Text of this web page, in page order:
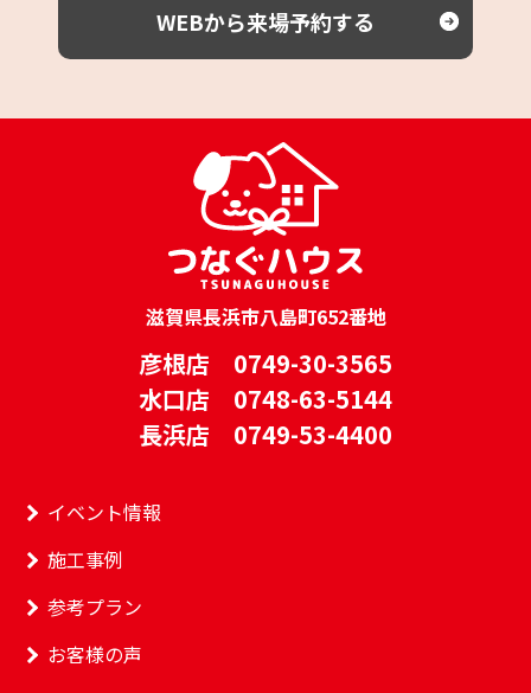
WEBから来場予約する
滋賀県長浜市八島町652番地
彦根店 0749-30-3565
水口店 0748-63-5144
長浜店 0749-53-4400
イベント情報
施工事例
参考プラン
お客様の声